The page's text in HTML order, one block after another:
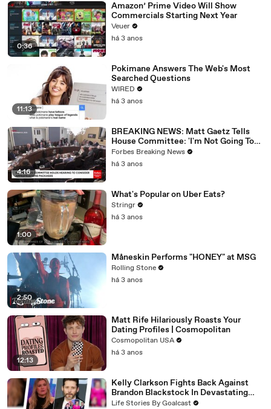
0:36
Amazon’ Prime Video Will Show
Commercials Starting Next Year
Veuer
há 3 anos
11:13
Pokimane Answers The Web's Most
Searched Questions
WIRED
há 3 anos
4:16
BREAKING NEWS: Matt Gaetz Tells
House Committee: 'I'm Not Going To
Vote For A Continuing Resolution'
Forbes Breaking News
há 3 anos
1:00
What's Popular on Uber Eats?
Stringr
há 3 anos
2:50
Måneskin Performs "HONEY" at MSG
Rolling Stone
há 3 anos
12:13
Matt Rife Hilariously Roasts Your
Dating Profiles | Cosmopolitan
Cosmopolitan USA
há 3 anos
Kelly Clarkson Fights Back Against
Brandon Blackstock In Devastating
Divorce Battle
Life Stories By Goalcast